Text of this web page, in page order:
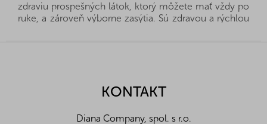
zdraviu prospešných látok, ktorý môžete mať vždy po
ruke, a zároveň výborne zasýtia. Sú zdravou a rýchlou
vašu rodinu ten pravý. Všetky produkty dovážame
pestovateľov tých najlepších orieškov a ovocia z
najlepší tovar pre vás a vašu rodinu. Záleží nám na
KONTAKT
Diana Company, spol. s r.o.